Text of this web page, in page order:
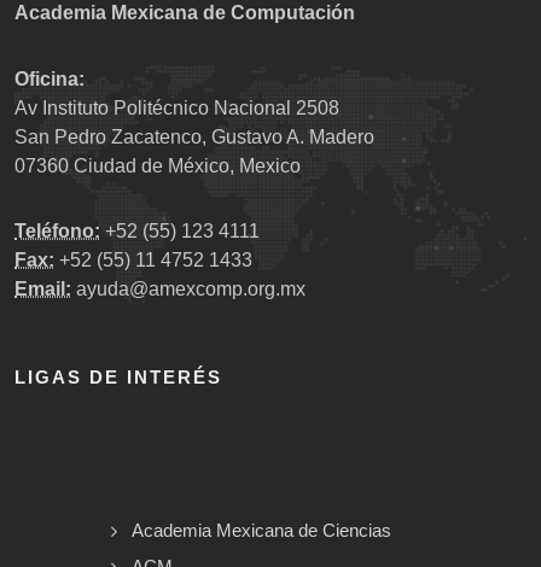
Academia Mexicana de Computación
Oficina:
Av Instituto Politécnico Nacional 2508
San Pedro Zacatenco, Gustavo A. Madero
07360 Ciudad de México, Mexico
Teléfono: +52 (55) 123 4111
Fax: +52 (55) 11 4752 1433
Email: ayuda@amexcomp.org.mx
LIGAS DE INTERÉS
Academia Mexicana de Ciencias